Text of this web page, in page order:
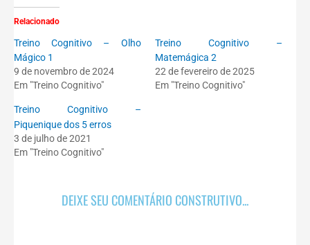
Relacionado
Treino Cognitivo – Olho
Mágico 1
9 de novembro de 2024
Em "Treino Cognitivo"
Treino Cognitivo –
Matemágica 2
22 de fevereiro de 2025
Em "Treino Cognitivo"
Treino Cognitivo –
Piquenique dos 5 erros
3 de julho de 2021
Em "Treino Cognitivo"
DEIXE SEU COMENTÁRIO CONSTRUTIVO...